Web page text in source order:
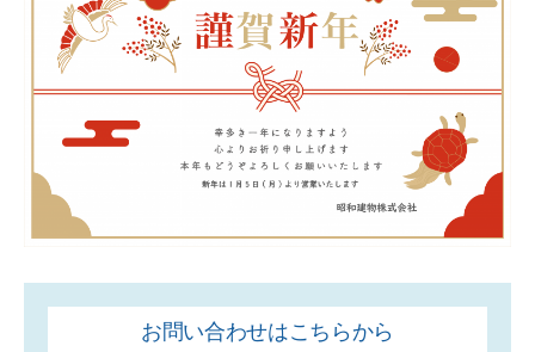
お問い合わせはこちらから